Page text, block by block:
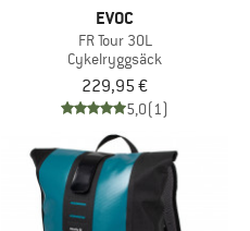
EVOC
FR Tour 30L
Cykelryggsäck
229,95 €
5,0(1)